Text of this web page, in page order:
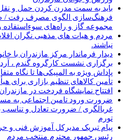
باید به سمت مدرن کردن حمل و
فرهنگ‌سازی الگوی مصرف رفت /
مجموعه گاز و راه‌های سوءاستفاده
مردم و هیات های مذهبی نگران
نباشند.
دیدار فرماندار مرکز مازندران با
برگزاری نشست کارگروه گندم ، آرد
پاداش ویژه به المپیکی‌ها تا نگاه
تأمین کالاهای تنظیم بازاری برای
افتتاح نمایشگاه فردخت در مازندران
ضرورت ورود تامین اجتماعی به
غربالگری / ضرورت تعادل و
تورم
پیام تبریک مدیرکل آموزش فنی و
رئیس جمهور محترم منتخب مردم